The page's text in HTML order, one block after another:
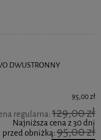
DWUSTRONNY
95,00 zł
regularna:129,00 zł
Najniższa cena z 30 dni
przed obniżką:95,00 zł